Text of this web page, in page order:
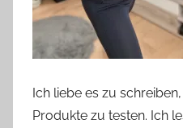
Ich liebe es zu
Produkte zu testen. Ich